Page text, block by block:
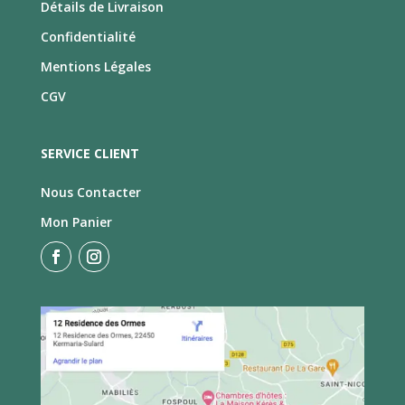
Détails de Livraison
Confidentialité
Mentions Légales
CGV
SERVICE CLIENT
Nous Contacter
Mon Panier